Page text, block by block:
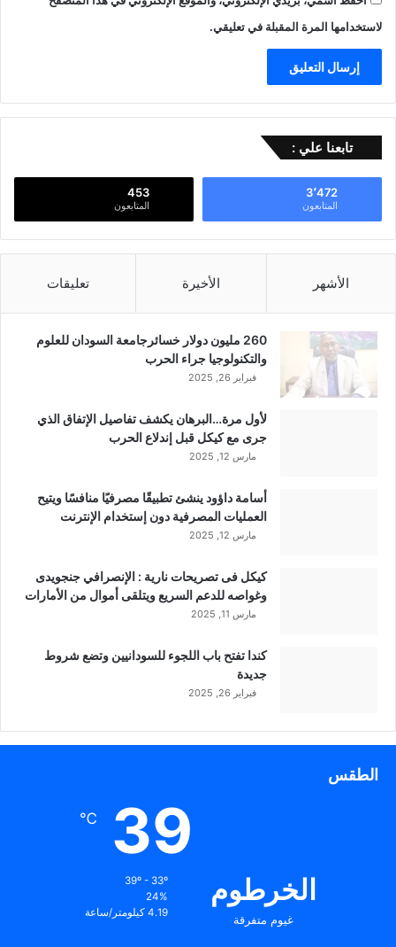
لاستخدامها المرة المقبلة في تعليقي.
تابعنا علي :
3٬472
المتابعون
453
المتابعون
الأشهر الأخيرة تعليقات
260 مليون دولار خسائرجامعة السودان للعلوم
والتكنولوجيا جراء الحرب
فبراير 26, 2025
لأول مرة…البرهان يكشف تفاصيل الإتفاق الذي
جرى مع كيكل قبل إندلاع الحرب
مارس 12, 2025
أسامة داؤود ينشئ تطبيقًا مصرفيًا منافسًا ويتيح
العمليات المصرفية دون إستخدام الإنترنت
مارس 12, 2025
كيكل فى تصريحات نارية : الإنصرافي جنجويدى
وغواصه للدعم السريع ويتلقى أموال من الأمارات
مارس 11, 2025
كندا تفتح باب اللجوء للسودانيين وتضع شروط
جديدة
فبراير 26, 2025
الطقس
الخرطوم
غيوم متفرقة
39
℃
24%
4.19 كيلومتر/ساعة